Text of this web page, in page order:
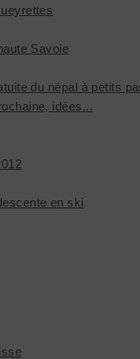
Savoie
du népal à petits
idées...
en ski